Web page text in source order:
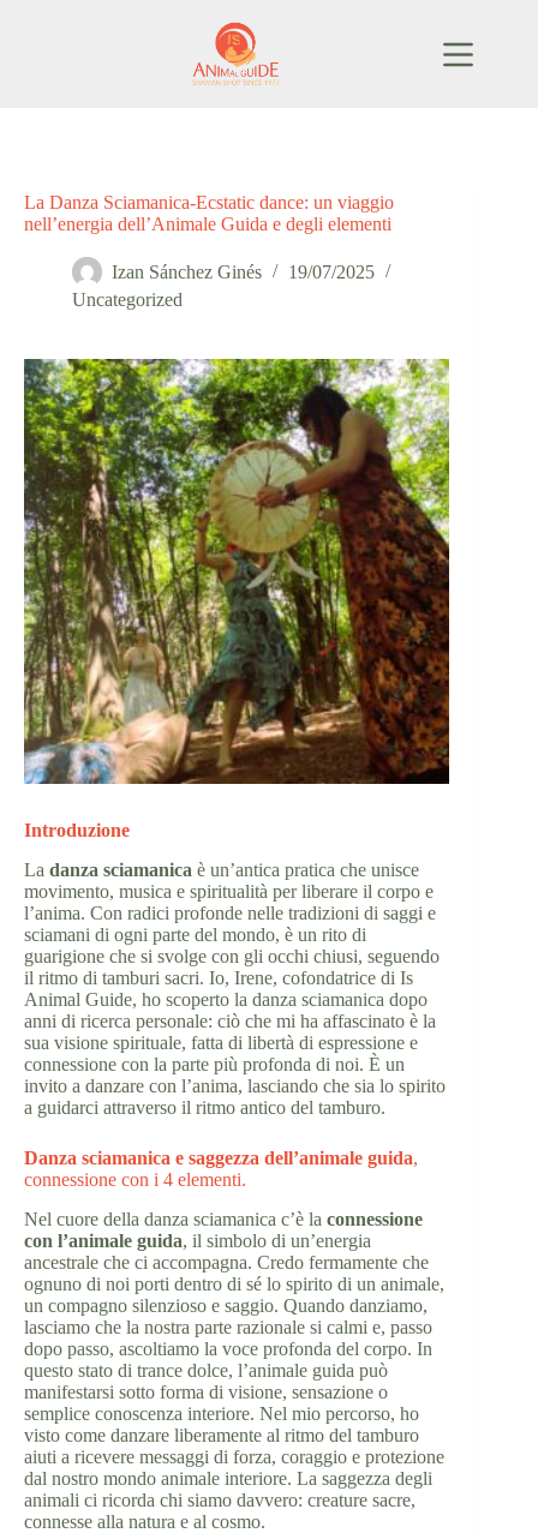
La Danza Sciamanica-Ecstatic dance: un viaggio
nell’energia dell’Animale Guida e degli elementi
Izan Sánchez Ginés
19/07/2025
Uncategorized
Introduzione
La danza sciamanica è un’antica pratica che unisce
movimento, musica e spiritualità per liberare il corpo e
l’anima. Con radici profonde nelle tradizioni di saggi e
sciamani di ogni parte del mondo, è un rito di
guarigione che si svolge con gli occhi chiusi, seguendo
il ritmo di tamburi sacri. Io, Irene, cofondatrice di Is
Animal Guide, ho scoperto la danza sciamanica dopo
anni di ricerca personale: ciò che mi ha affascinato è la
sua visione spirituale, fatta di libertà di espressione e
connessione con la parte più profonda di noi. È un
invito a danzare con l’anima, lasciando che sia lo spirito
a guidarci attraverso il ritmo antico del tamburo.
Danza sciamanica e saggezza dell’animale guida,
connessione con i 4 elementi.
Nel cuore della danza sciamanica c’è la connessione
con l’animale guida, il simbolo di un’energia
ancestrale che ci accompagna. Credo fermamente che
ognuno di noi porti dentro di sé lo spirito di un animale,
un compagno silenzioso e saggio. Quando danziamo,
lasciamo che la nostra parte razionale si calmi e, passo
dopo passo, ascoltiamo la voce profonda del corpo. In
questo stato di trance dolce, l’animale guida può
manifestarsi sotto forma di visione, sensazione o
semplice conoscenza interiore. Nel mio percorso, ho
visto come danzare liberamente al ritmo del tamburo
aiuti a ricevere messaggi di forza, coraggio e protezione
dal nostro mondo animale interiore. La saggezza degli
animali ci ricorda chi siamo davvero: creature sacre,
connesse alla natura e al cosmo.